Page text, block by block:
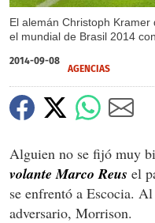
El alemán Christoph
el mundial de Brasil 2014
2014-09-08
AGENCIAS
Alguien no se fijó muy
volante Marco Reus el
se enfrentó a Escocia.
adversario, Morrison.